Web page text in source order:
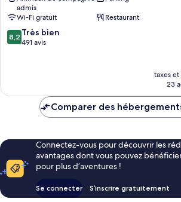
Bemerode-
Wülferode
admis
Wi-Fi gratuit
Restaurant
8.2
sur
8,2 Très bien
491 avis
taxes
23
Comparer des
Connectez-vous pour découvrir les
avantages dont vous pouvez
pour plus d’aventures !
Se connecter S’inscrire gratuitement